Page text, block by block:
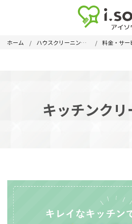
ホーム ハウスクリーニングメニュー 料金・サー
キッチンク